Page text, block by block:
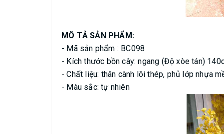
MÔ TẢ SẢN PHẨM:
- Mã sản phẩm : BC098
- Kích thước bồn cây: ngang (Độ xòe tán)
- Chất liệu: thân cành lõi thép, phủ lớp nhựa
- Màu sắc: tự nhiên